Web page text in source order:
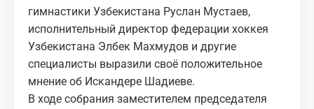
гимнастики Узбекистана Руслан Мустаев,
исполнительный директор федерации хоккея
Узбекистана Элбек Махмудов и другие
специалисты выразили своё положительное
мнение об Искандере Шадиеве.
В ходе собрания заместителем председателя